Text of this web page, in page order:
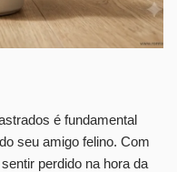
é fundamental
seu amigo felino. Com
perdido na hora da